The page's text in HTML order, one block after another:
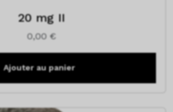
20 mg II
0,00 €
Ajouter au panier